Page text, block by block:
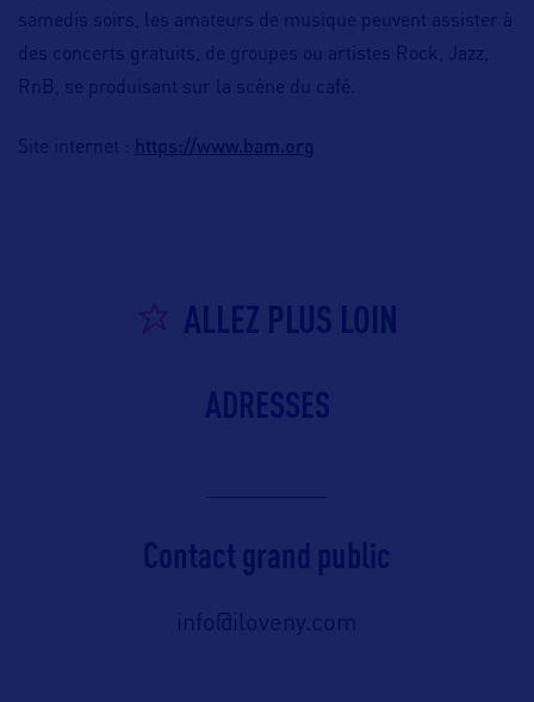
samedis soirs, les amateurs de musique peuvent assister à
des concerts gratuits, de groupes ou artistes Rock, Jazz,
RnB, se produisant sur la scène du café.
Site internet : https://www.bam.org
ALLEZ PLUS LOIN
ADRESSES
Contact grand public
info@iloveny.com